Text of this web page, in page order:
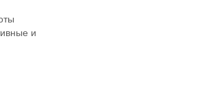
и